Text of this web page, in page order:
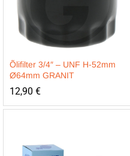
Õlifilter 3/4″ – UNF H-52mm
Ø64mm GRANIT
12,90 €